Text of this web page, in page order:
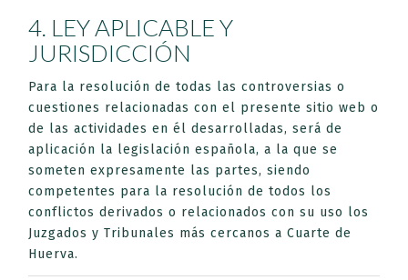
4. LEY APLICABLE Y
JURISDICCIÓN
Para la resolución de todas las controversias o
cuestiones relacionadas con el presente sitio web o
de las actividades en él desarrolladas, será de
aplicación la legislación española, a la que se
someten expresamente las partes, siendo
competentes para la resolución de todos los
conflictos derivados o relacionados con su uso los
Juzgados y Tribunales más cercanos a Cuarte de
Huerva.